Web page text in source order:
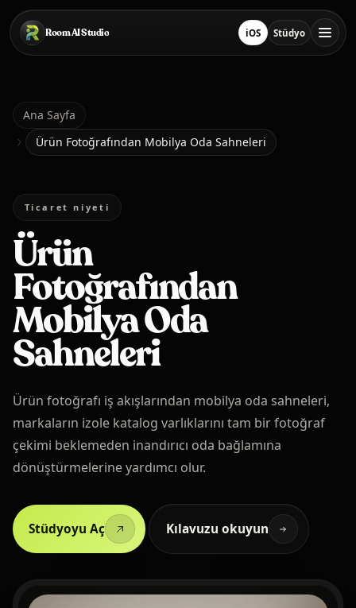
Ana içeriğe geç
Room AI Studio
Ana Sayfa iOSApp Store'ten İndir
StüdyoStüdyoyu Aç
DilTürkçe
Ana Sayfa
Ürün Fotoğrafından Mobilya Oda Sahneleri
Ticaret niyeti
Ürün
Fotoğrafından
Mobilya Oda
Sahneleri
Ürün fotoğrafı iş akışlarından mobilya oda sahneleri,
markaların izole katalog varlıklarını tam bir fotoğraf
çekimi beklemeden inandırıcı oda bağlamına
dönüştürmelerine yardımcı olur.
Stüdyoyu Aç Kılavuzu okuyun